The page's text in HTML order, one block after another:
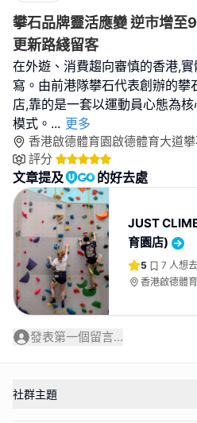
攀石品牌靈活應變 逆市增至
更新路綫留客
在外遊、消費趨向審慎的香港,
寫。由前港隊攀石代表創辦的攀
店,靠的是一套以運動員心態為
模式。 ... 更多
香港啟德體育園啟德體育大道攀
評分
文章提及 的好去處
JUST
育園店)
5 7 人想去
香港啟德體
發表第一個留言...
社群主題